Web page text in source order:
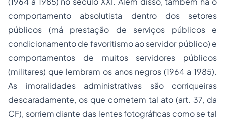
comportamento absolutista dentro dos setores
públicos (má prestação de serviços públicos e
condicionamento de favoritismo ao servidor público) e
comportamentos de muitos servidores públicos
(militares) que lembram os anos negros (1964 a 1985).
As imoralidades administrativas são corriqueiras
descaradamente, os que cometem tal ato (art. 37, da
CF), sorriem diante das lentes fotográficas como se tal